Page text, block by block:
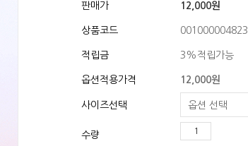
판매가 12,000원
상품코드 001000004823
적립금 3%적립가능
옵션적용가격 12,000원
사이즈선택
수량